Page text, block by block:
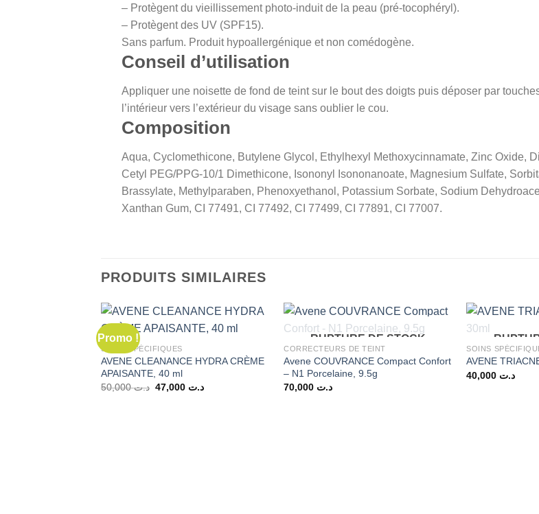
– Protègent du vieillissement photo-induit de la peau (pré-tocophéryl).
– Protègent des UV (SPF15).
Sans parfum. Produit hypoallergénique et non comédogène.
Conseil d’utilisation
Appliquer une noisette de fond de teint sur le bout des doigts puis déposer par
l’intérieur vers l’extérieur du visage sans oublier le cou.
Composition
Aqua, Cyclomethicone, Butylene Glycol, Ethylhexyl Methoxycinnamate, Zinc Oxide,
Cetyl PEG/PPG-10/1 Dimethicone, Isononyl Isononanoate, Magnesium Sulfate,
Brassylate, Methylparaben, Phenoxyethanol, Potassium Sorbate, Sodium
Xanthan Gum, CI 77491, CI 77492, CI 77499, CI 77891, CI 77007.
PRODUITS SIMILAIRES
Promo !
SOINS SPÉCIFIQUES
AVENE CLEANANCE HYDRA CRÈME
APAISANTE, 40 ml
د.ت50,000
Le
د.تLe
RUPTURE DE STOCK
CORRECTEURS DE TEINT
Avene COUVRANCE Compact Confort
– N1 Porcelaine, 9.5g
د.ت
SOINS
AVENE
د.ت